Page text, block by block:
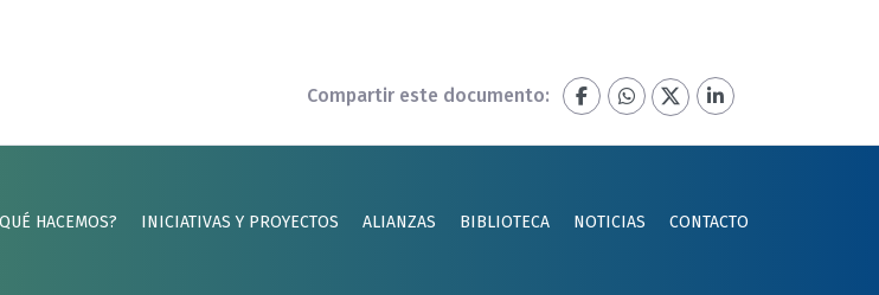
Compartir este documento:
HACEMOS? INICIATIVAS Y PROYECTOS ALIANZAS BIBLIOTECA NOTICIAS CONTACTO